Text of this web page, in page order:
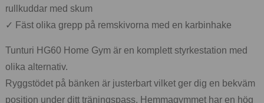
rullkuddar med skum
✓ Fäst olika grepp på remskivorna med en karbinhake
Tunturi HG60 Home Gym är en komplett styrkestation med
olika alternativ.
Ryggstödet på bänken är justerbart vilket ger dig en bekväm
position under ditt träningspass. Hemmagymmet har en hög